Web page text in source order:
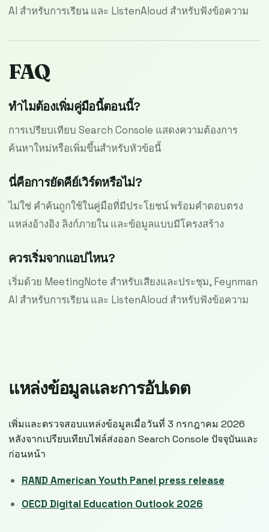
AI สำหรับการเรียน และ ListenAloud สำหรับฟังข้อความ
FAQ
ทำไมต้องเพิ่มคู่มือนี้ตอนนี้?
การเปรียบเทียบ Search Console แสดงความต้องการ
ค้นหาใหม่หรือเพิ่มขึ้นสำหรับหัวข้อนี้
นี่คือการยัดคีย์เวิร์ดหรือไม่?
ไม่ใช่ คำค้นถูกใช้ในคู่มือที่มีประโยชน์ พร้อมคำตอบตรง
แหล่งอ้างอิง ลิงก์ภายใน และข้อมูลแบบมีโครงสร้าง
ควรเริ่มจากแอปไหน?
เริ่มด้วย MeetingNote สำหรับเสียงและประชุม, Feynman
AI สำหรับการเรียน และ ListenAloud สำหรับฟังข้อความ
แหล่งข้อมูลและการอัปเดต
เพิ่มและตรวจสอบแหล่งข้อมูลเมื่อวันที่ 3 กรกฎาคม 2026
หลังจากเปรียบเทียบไฟล์ส่งออก Search Console ปัจจุบันและ
ก่อนหน้า
RAND American Youth Panel press release
OECD Digital Education Outlook 2026